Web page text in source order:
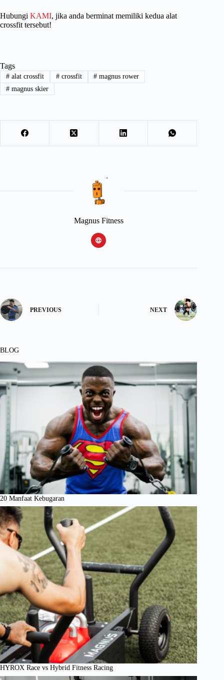
Hubungi KAMI, jika anda berminat memiliki kedua alat
crossfit tersebut!
Tags
#alat crossfit #crossfit # magnus rower
#magnus skier
Magnus Fitness
PREVIOUS NEXT
BLOG
20 Manfaat Kebugaran
HYROX Race vs Hybrid Fitness Racing